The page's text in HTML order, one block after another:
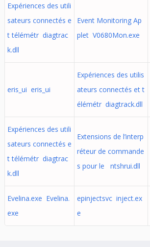
Expériences des utili
sateurs connectés e
t télémétr diagtrac
k.dll
Event Monitoring Ap
plet V0680Mon.exe
eris_ui eris_ui
Expériences des utilis
ateurs connectés et t
élémétr diagtrack.dll
Expériences des utili
sateurs connectés e
t télémétr diagtrac
k.dll
Extensions de l’interp
réteur de commande
s pour le ntshrui.dll
Evelina.exe Evelina.
exe
epinjectsvc inject.ex
e